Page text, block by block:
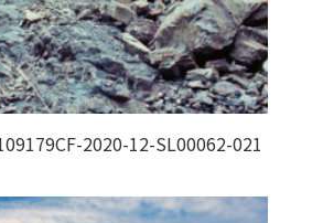
2020-12-SL00062-021